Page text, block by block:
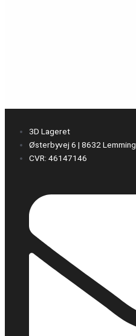
3D Lageret
Østerbyvej 6 | 8632 Lemming
CVR: 46147146